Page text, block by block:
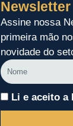
Newsletter
Assine nossa
primeira mão
novidade do
Nome
Li e aceito a